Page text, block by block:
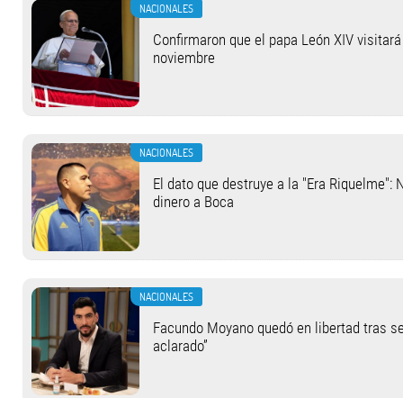
NACIONALES
Confirmaron que el papa León XIV
noviembre
NACIONALES
El dato que destruye a la "Era Riquelme":
dinero a Boca
NACIONALES
Facundo Moyano quedó en libertad tras
aclarado”